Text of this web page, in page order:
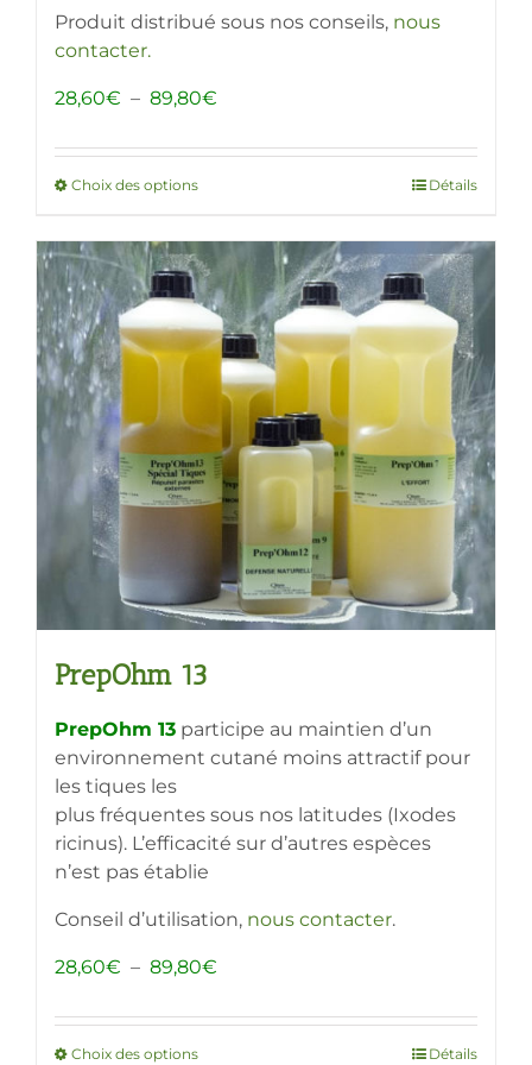
Produit distribué sous nos conseils, nous
contacter.
28,60€ – 89,80€
prix :
89,80€
Choix des optionsCe
a
plusieurs
variations.
Les
options
peuvent
être
choisies
sur
la
page
produit
Détails
PrepOhm 13
PrepOhm 13 participe au maintien d’un
environnement cutané moins attractif pour
les tiques les
plus fréquentes sous nos latitudes (Ixodes
ricinus). L’efficacité sur d’autres espèces
n’est pas établie
Conseil d’utilisation, nous contacter.
28,60€ – 89,80€
prix :
Choix des optionsCe
Détails